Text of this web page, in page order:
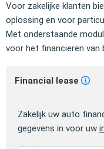
Voor zakelijke klanten
oplossing en voor
Met onderstaande
voor het financieren van
Financial lease
Zakelijk uw auto
gegevens in voor uw